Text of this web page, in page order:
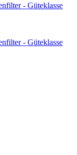
- Güteklasse
- Güteklasse